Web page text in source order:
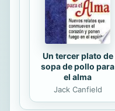
Un tercer plato de
sopa de pollo para
el alma
Jack Canfield